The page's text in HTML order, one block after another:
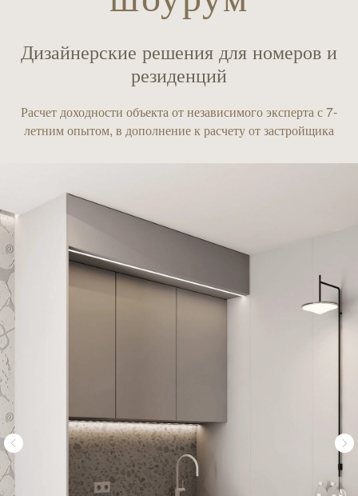
Дизайнерские решения для номеров и
резиденций
Расчет доходности объекта от независимого эксперта с 7-
летним опытом, в дополнение к расчету от застройщика